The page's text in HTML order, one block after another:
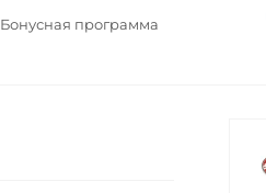
Бонусная программа